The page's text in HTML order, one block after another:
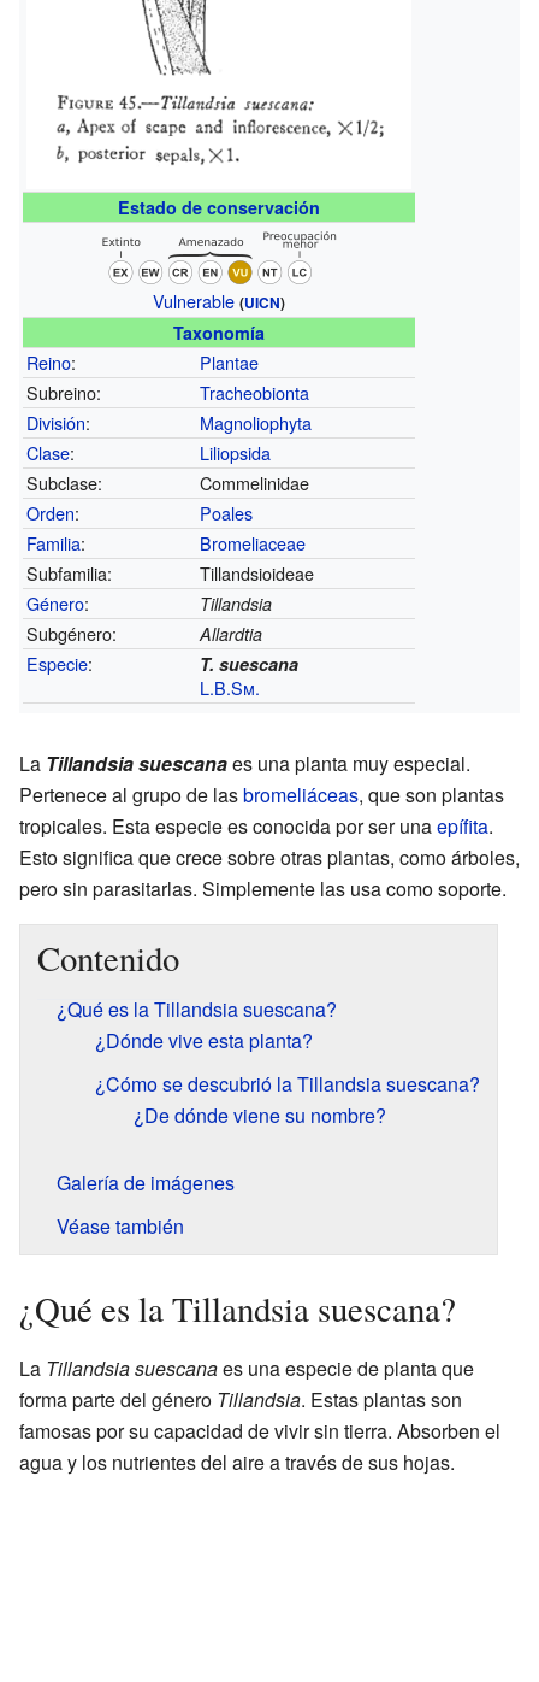
Estado de conservación
Vulnerable (UICN)
Taxonomía
Reino:
Plantae
Subreino:
Tracheobionta
División:
Magnoliophyta
Clase:
Liliopsida
Subclase:
Commelinidae
Orden:
Poales
Familia:
Bromeliaceae
Subfamilia:
Tillandsioideae
Género: Tillandsia
Subgénero: Allardtia
Especie: T. suescana
L.B.Sm.
La Tillandsia suescanaes una planta muy especial.
Pertenece al grupo de lasbromeliáceas, que son plantas
tropicales. Esta especie es conocida por ser unaepífita.
Esto significa que crece sobre otras plantas, como árboles,
pero sin parasitarlas. Simplemente las usa como soporte.
Contenido
¿Qué es la Tillandsia suescana?
¿Dónde vive esta planta?
¿Cómo se descubrió la Tillandsia suescana?
¿De dónde viene su nombre?
Galería de imágenes
Véase también
¿Qué es la Tillandsia suescana?
La Tillandsia suescanaes una especie de planta que
forma parte del género Tillandsia. Estas plantas son
famosas por su capacidad de vivir sin tierra. Absorben el
agua y los nutrientes del aire a través de sus hojas.